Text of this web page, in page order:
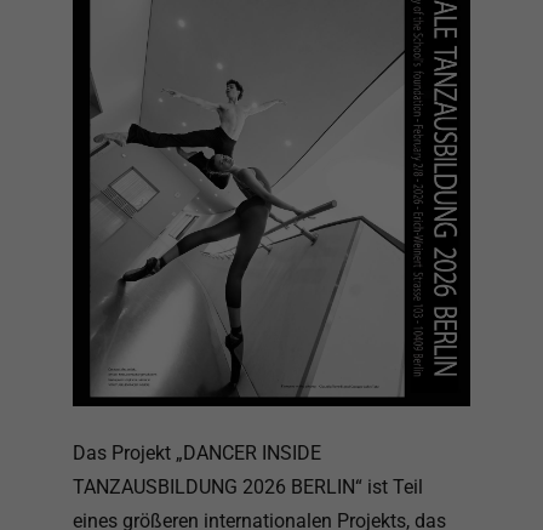
Das Projekt „DANCER INSIDE
TANZAUSBILDUNG 2026 BERLIN“ ist Teil
eines größeren internationalen Projekts, das